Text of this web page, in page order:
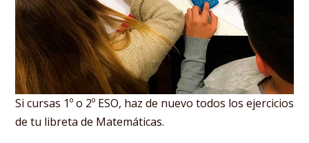
Si cursas 1º o 2º ESO, haz de nuevo todos los ejercicios
de tu libreta de Matemáticas.